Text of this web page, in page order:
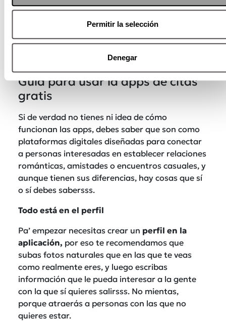
Permitir la selección
Denegar
luego andas tras de alguien? Mario Guerra,
las garras de un nuevo amor sin olvidarsss el
pasado.
♬ sonido original – Revista Moi
Guía para usar la apps de citas
gratis
Si de verdad no tienes ni idea de cómo
funcionan las apps, debes saber que son como
plataformas digitales diseñadas para conectar
a personas interesadas en establecer relaciones
románticas, amistades o encuentros casuales, y
aunque tienen sus diferencias, hay cosas que sí
o sí debes sabersss.
Todo está en el perfil
Pa’ empezar necesitas crear un perfil en la
aplicación, por eso te recomendamos que
subas fotos naturales que en las que te veas
como realmente eres, y luego escribas
información que le pueda interesar a la gente
con la que sí quieres salirsss. No mientas,
porque atraerás a personas con las que no
quieres estar.